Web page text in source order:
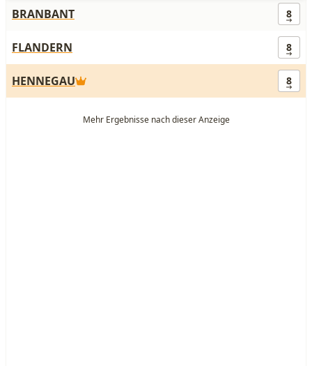
BRANBANT
8
FLANDERN 8
HENNEGAU 8